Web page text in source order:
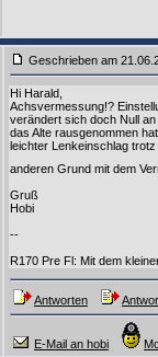
Geschrieben am
Hi Harald,
Achsvermessung!?
verändert sich doch Null
das Alte rausgenommen
leichter Lenkeinschlag
anderen Grund mit dem
Gruß
Hobi
--
R170 Pre Fl: Mit dem
Antworten
E-Mail an hobi